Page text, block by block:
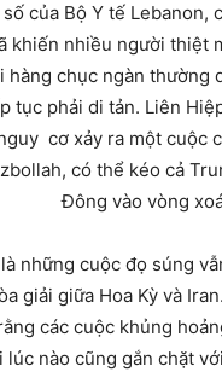
của Bộ Y tế Lebanon,
khiến nhiều người thiệt
chục ngàn thường
tục phải di tản. Liên
cơ xảy ra một cuộc
có thể kéo cả
vòng xoáy
những cuộc đọ súng
giải giữa Hoa Kỳ và
các cuộc khủng
nào cũng gắn chặt